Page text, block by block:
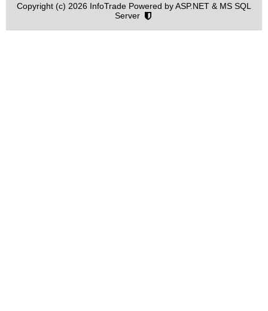
Copyright (c) 2026 InfoTrade Powered by ASP.NET & MS SQL
Server